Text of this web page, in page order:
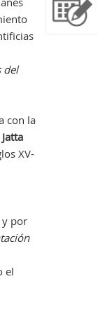
del
con la
XV-
por
el